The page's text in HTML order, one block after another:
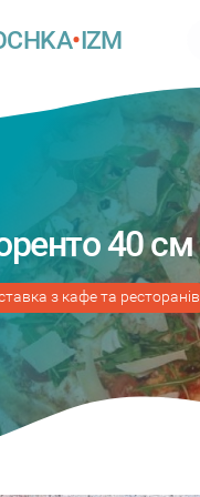
•IZM
40 см
з кафе та ресторанів